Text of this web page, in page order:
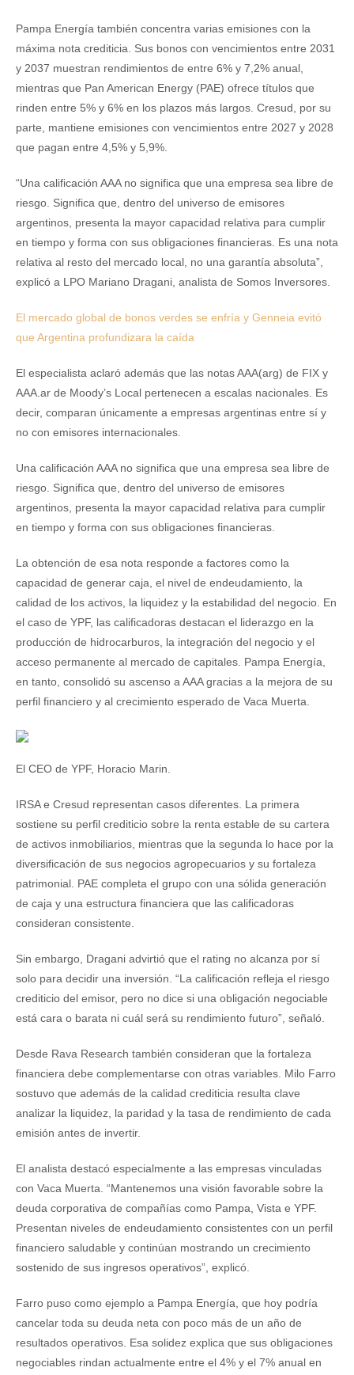
Pampa Energía también concentra varias emisiones con la
máxima nota crediticia. Sus bonos con vencimientos entre 2031
y 2037 muestran rendimientos de entre 6% y 7,2% anual,
mientras que Pan American Energy (PAE) ofrece títulos que
rinden entre 5% y 6% en los plazos más largos. Cresud, por su
parte, mantiene emisiones con vencimientos entre 2027 y 2028
que pagan entre 4,5% y 5,9%.
“Una calificación AAA no significa que una empresa sea libre de
riesgo. Significa que, dentro del universo de emisores
argentinos, presenta la mayor capacidad relativa para cumplir
en tiempo y forma con sus obligaciones financieras. Es una nota
relativa al resto del mercado local, no una garantía absoluta”,
explicó a LPO Mariano Dragani, analista de Somos Inversores.
El mercado global de bonos verdes se enfría y Genneia evitó
que Argentina profundizara la caída
El especialista aclaró además que las notas AAA(arg) de FIX y
AAA.ar de Moody’s Local pertenecen a escalas nacionales. Es
decir, comparan únicamente a empresas argentinas entre sí y
no con emisores internacionales.
Una calificación AAA no significa que una empresa sea libre de
riesgo. Significa que, dentro del universo de emisores
argentinos, presenta la mayor capacidad relativa para cumplir
en tiempo y forma con sus obligaciones financieras.
La obtención de esa nota responde a factores como la
capacidad de generar caja, el nivel de endeudamiento, la
calidad de los activos, la liquidez y la estabilidad del negocio. En
el caso de YPF, las calificadoras destacan el liderazgo en la
producción de hidrocarburos, la integración del negocio y el
acceso permanente al mercado de capitales. Pampa Energía,
en tanto, consolidó su ascenso a AAA gracias a la mejora de su
perfil financiero y al crecimiento esperado de Vaca Muerta.
El CEO de YPF, Horacio Marin.
IRSA e Cresud representan casos diferentes. La primera
sostiene su perfil crediticio sobre la renta estable de su cartera
de activos inmobiliarios, mientras que la segunda lo hace por la
diversificación de sus negocios agropecuarios y su fortaleza
patrimonial. PAE completa el grupo con una sólida generación
de caja y una estructura financiera que las calificadoras
consideran consistente.
Sin embargo, Dragani advirtió que el rating no alcanza por sí
solo para decidir una inversión. “La calificación refleja el riesgo
crediticio del emisor, pero no dice si una obligación negociable
está cara o barata ni cuál será su rendimiento futuro”, señaló.
Desde Rava Research también consideran que la fortaleza
financiera debe complementarse con otras variables. Milo Farro
sostuvo que además de la calidad crediticia resulta clave
analizar la liquidez, la paridad y la tasa de rendimiento de cada
emisión antes de invertir.
El analista destacó especialmente a las empresas vinculadas
con Vaca Muerta. “Mantenemos una visión favorable sobre la
deuda corporativa de compañías como Pampa, Vista e YPF.
Presentan niveles de endeudamiento consistentes con un perfil
financiero saludable y continúan mostrando un crecimiento
sostenido de sus ingresos operativos”, explicó.
Farro puso como ejemplo a Pampa Energía, que hoy podría
cancelar toda su deuda neta con poco más de un año de
resultados operativos. Esa solidez explica que sus obligaciones
negociables rindan actualmente entre el 4% y el 7% anual en